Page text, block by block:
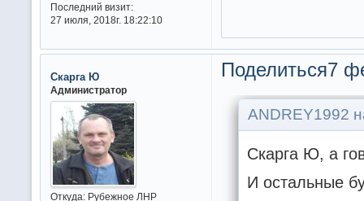
Последний визит:
27 июля, 2018г. 18:22:10
Поделиться7
Скарга Ю
Администратор
Откуда:Рубежное ЛНР
ANDREY1992
Скарга Ю, а
И остальные